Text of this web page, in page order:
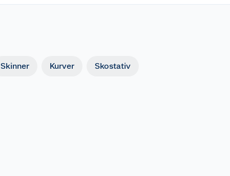
Skinner Kurver Skostativ